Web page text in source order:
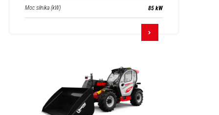
Moc silnika (kW) 85 kW